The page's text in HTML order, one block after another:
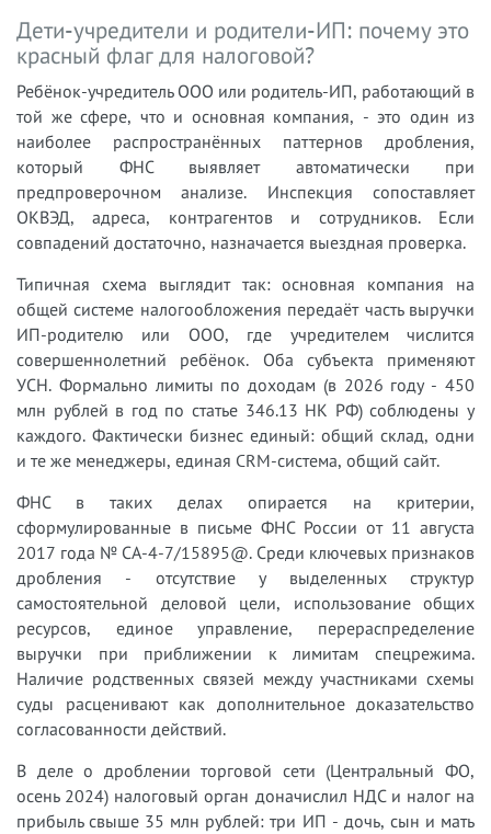
Дети-учредители и родители-ИП: почему это
красный флаг для налоговой?
Ребёнок-учредитель ООО или родитель-ИП, работающий в
той же сфере, что и основная компания, - это один из
наиболее распространённых паттернов дробления,
который ФНС выявляет автоматически при
предпроверочном анализе. Инспекция сопоставляет
ОКВЭД, адреса, контрагентов и сотрудников. Если
совпадений достаточно, назначается выездная проверка.
Типичная схема выглядит так: основная компания на
общей системе налогообложения передаёт часть выручки
ИП-родителю или ООО, где учредителем числится
совершеннолетний ребёнок. Оба субъекта применяют
УСН. Формально лимиты по доходам (в 2026 году - 450
млн рублей в год по статье 346.13 НК РФ) соблюдены у
каждого. Фактически бизнес единый: общий склад, одни
и те же менеджеры, единая CRM-система, общий сайт.
ФНС в таких делах опирается на критерии,
сформулированные в письме ФНС России от 11 августа
2017 года № СА-4-7/15895@. Среди ключевых признаков
дробления - отсутствие у выделенных структур
самостоятельной деловой цели, использование общих
ресурсов, единое управление, перераспределение
выручки при приближении к лимитам спецрежима.
Наличие родственных связей между участниками схемы
суды расценивают как дополнительное доказательство
согласованности действий.
В деле о дроблении торговой сети (Центральный ФО,
осень 2024) налоговый орган доначислил НДС и налог на
прибыль свыше 35 млн рублей: три ИП - дочь, сын и мать